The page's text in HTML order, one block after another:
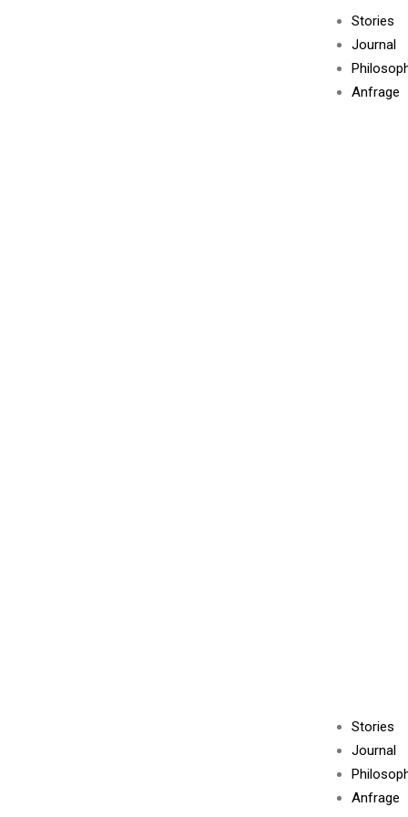
Stories
Journal
Anfrage
Stories
Journal
Anfrage